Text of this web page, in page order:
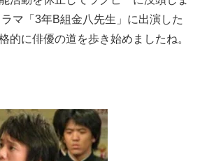
マ「3年B組金八先生」に出演した
的に俳優の道を歩き始めましたね。